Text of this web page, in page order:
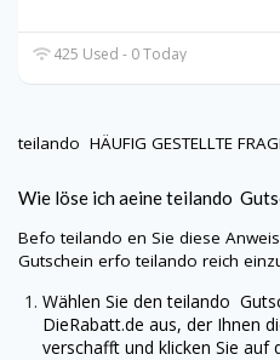
425 Used - 0 Today
teilando HÄUFIG GESTELLTE
Wie löse ich aeineteilando
Befoteilando en Sie diese
Gutschein erfoteilando reich
Wählen Sie denteilando
DieRabatt.de aus, der Ihnen
verschafft und klicken Sie auf